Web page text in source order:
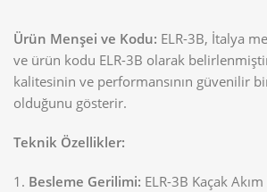
Ürün Menşei ve Kodu: ELR-3B, İtalya
ve ürün kodu ELR-3B olarak
kalitesinin ve performansının güvenilir
olduğunu gösterir.
Teknik Özellikler:
Besleme Gerilimi: ELR-3B Kaçak